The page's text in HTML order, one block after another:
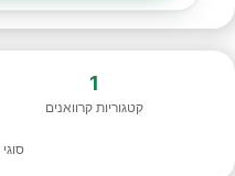
1
קטגוריות קרוואנים